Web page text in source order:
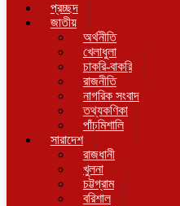
প্রচ্ছদ
জাতীয়
অর্থনীতি
খেলাধুলা
চাকরি-বাকরি
রাজনীতি
নাগরিক সংবাদ
তথ্যকণিকা
পাঁচমিশালি
সারাদেশ
রাজধানী
খুলনা
চট্টগ্রাম
বরিশাল